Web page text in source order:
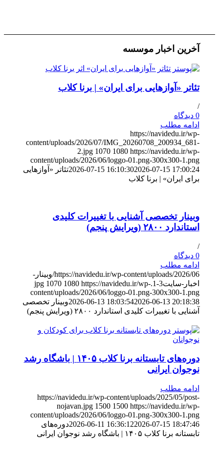
آخرین اخبار موسسه
تئاتر «آوازهایی برای ایران» | برنا کلاب
/
0 دیدگاه
ادامه مطلب
https://navidedu.ir/wp-
content/uploads/2026/07/IMG_20260708_200934_681-
2.jpg 1070 1080 https://navidedu.ir/wp-
content/uploads/2026/06/loggo-01.png-300x300-1.png
2026-07-15 16:10:302026-07-15 17:00:24
تئاتر «آوازهایی
برای ایران» | برنا کلاب
وبینار تخصصی آشنایی با تغییرات کلیدی
استاندارد ۲۸۰۰ (ویرایش پنجم)
/
0 دیدگاه
ادامه مطلب
https://navidedu.ir/wp-content/uploads/2026/06/وبینار-
اخبار-سایت3-1.jpg
1070 1080 https://navidedu.ir/wp-
content/uploads/2026/06/loggo-01.png-300x300-1.png
2026-06-13 18:03:542026-06-13 20:18:38
وبینار تخصصی
آشنایی با تغییرات کلیدی استاندارد ۲۸۰۰ (ویرایش پنجم)
دوره‌های تابستانه برنا کلاب ۱۴۰۵ | باشگاه رشد
نوجوان ایرانی
ادامه مطلب
https://navidedu.ir/wp-content/uploads/2025/05/post-
nojavan.jpg 1500 1500 https://navidedu.ir/wp-
content/uploads/2026/06/loggo-01.png-300x300-1.png
2026-06-11 16:36:122026-07-15 18:47:46
دوره‌های
تابستانه برنا کلاب ۱۴۰۵ | باشگاه رشد نوجوان ایرانی